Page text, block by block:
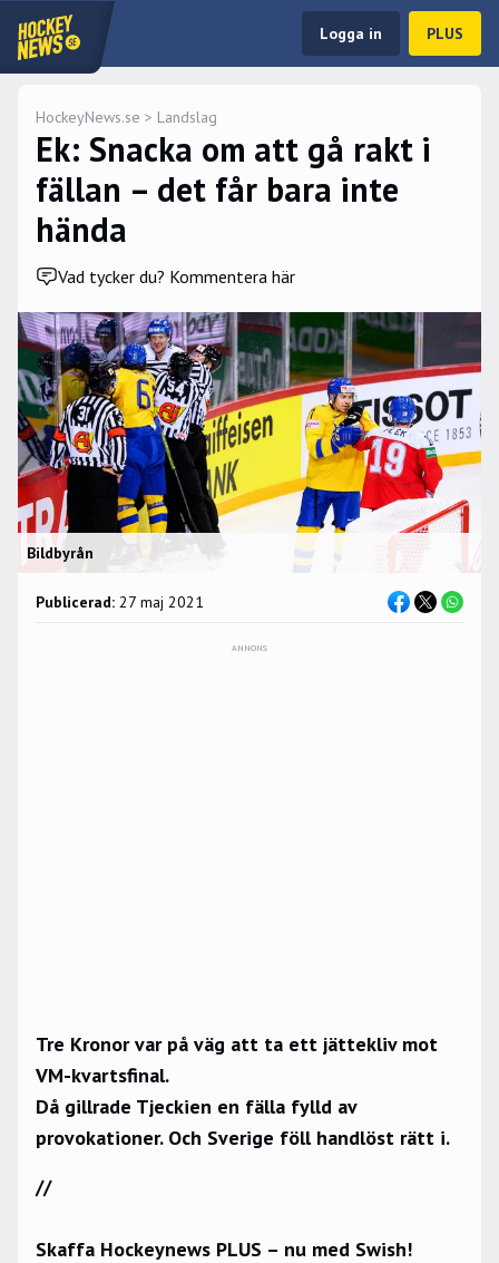
Logga in PLUS
HockeyNews.se > Landslag
Ek: Snacka om att gå rakt i
fällan – det får bara inte
hända
Vad tycker du? Kommentera här
Bildbyrån
Publicerad: 27 maj 2021
ANNONS
Tre Kronor var på väg att ta ett jättekliv mot
VM-kvartsfinal.
Då gillrade Tjeckien en fälla fylld av
provokationer. Och Sverige föll handlöst rätt i.
//
Skaffa Hockeynews PLUS – nu med Swish!